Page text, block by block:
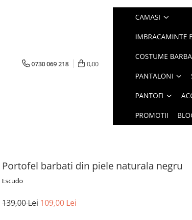
0730 069 218 0,00
CAMASI
IMBRACAMINTE
COSTUME
PANTALONI
PANTOFI
PROMOTII
Portofel barbati din piele naturala negru
Escudo
139,00 Lei 109,00 Lei